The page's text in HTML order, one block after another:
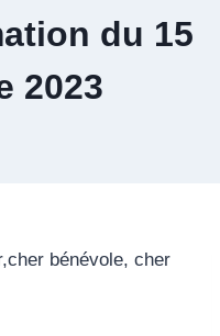
du 15
2023
bénévole, cher